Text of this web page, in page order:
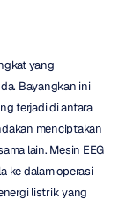
yang
Bayangkan ini
terjadi di antara
menciptakan
lain. Mesin EEG
ke dalam operasi
listrik yang